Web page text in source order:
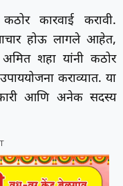
कठोर कारवाई करावी.
होऊ लागले आहेत,
शहा यांनी कठोर
कराव्यात. या
आणि अनेक सदस्य